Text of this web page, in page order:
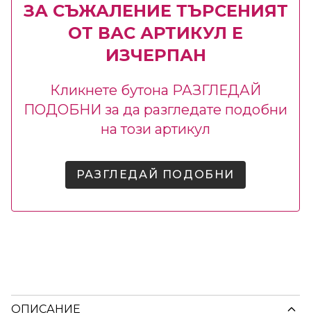
ЗА СЪЖАЛЕНИЕ ТЪРСЕНИЯТ
ОТ ВАС АРТИКУЛ Е
ИЗЧЕРПАН
Кликнете бутона РАЗГЛЕДАЙ
ПОДОБНИ за да разгледате подобни
на този артикул
РАЗГЛЕДАЙ ПОДОБНИ
ОПИСАНИЕ